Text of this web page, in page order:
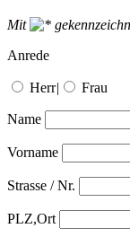
Mit
Anrede
Herr| Frau
Name
Vorname
Strasse / Nr.
PLZ,Ort